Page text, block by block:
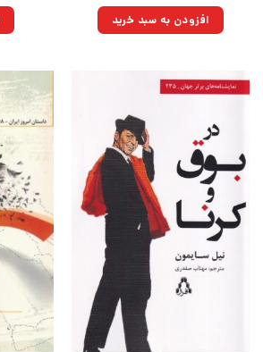
۲۵۰,۰۰۰تومان
بود.
۱۷۸,۷۵۰تومان.افزودن به سبد خرید